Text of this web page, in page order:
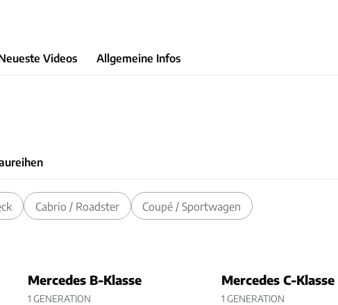
Videos Allgemeine Infos
Cabrio / Roadster Coupé / Sportwagen
Mercedes B-Klasse
1 GENERATION
Mercedes C-Klasse
1 GENERATION